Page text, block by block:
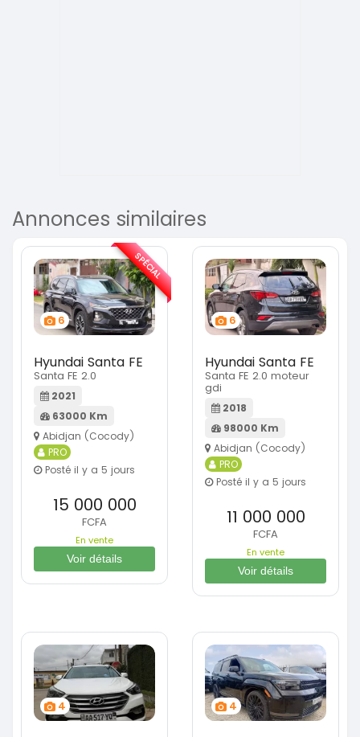
Annonces similaires
6
Hyundai Santa FE
Santa FE 2.0
2021
63000 Km
Abidjan (Cocody)
PRO
Posté il y a 5 jours
15 000 000
FCFA
En vente
Voir détails
SPÉCIAL
6
Hyundai Santa FE
Santa FE 2.0 moteur
gdi
2018
98000 Km
Abidjan (Cocody)
PRO
Posté il y a 5 jours
11 000 000
FCFA
En vente
Voir détails
4 4